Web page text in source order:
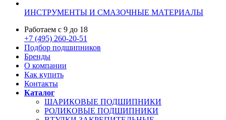
ИНСТРУМЕНТЫ И СМАЗОЧНЫЕ МАТЕРИАЛЫ
Работаем с 9 до 18
+7 (495) 260-20-51
Подбор подшипников
Бренды
О компании
Как купить
Контакты
Каталог
ШАРИКОВЫЕ ПОДШИПНИКИ
РОЛИКОВЫЕ ПОДШИПНИКИ